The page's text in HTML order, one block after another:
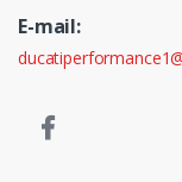
E-mail: